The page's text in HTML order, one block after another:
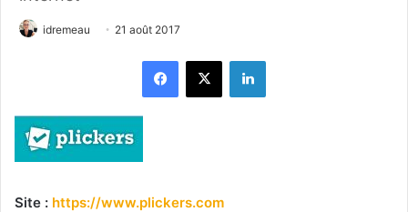
idremeau 21 août 2017
Facebook
X Linkedin
Site : https://www.plickers.com